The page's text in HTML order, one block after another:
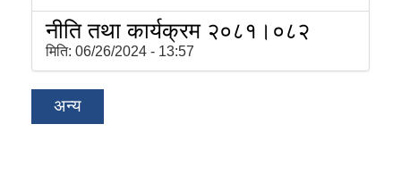
नीति तथा कार्यक्रम २०८१।०८२
मिति: 06/26/2024 - 13:57
अन्य